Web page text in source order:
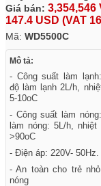
Giá bán: 3,354,546
147.4 USD (VAT
Mã: WD5500C
Mô tả:
- Công suất làm
độ làm lạnh 2L/h,
5-10oC
- Công suất làm
làm nóng: 5L/h,
>90oC
- Điện áp: 220V- 50Hz.
- An toàn cho trẻ
nóng